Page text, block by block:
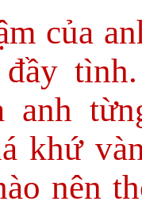
của
anh
khứ
nên